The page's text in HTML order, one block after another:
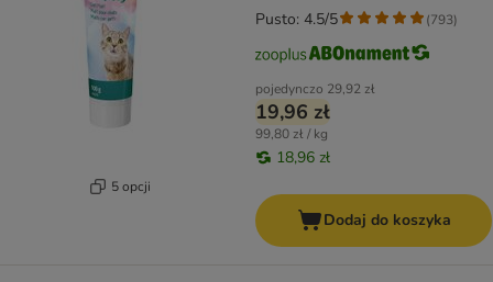
5 opcji
pojedynczo 29,92 zł
19,96 zł
99,80 zł / kg
18,96 zł
Pusto: 4.5/5 (793)
Dodaj do koszyka